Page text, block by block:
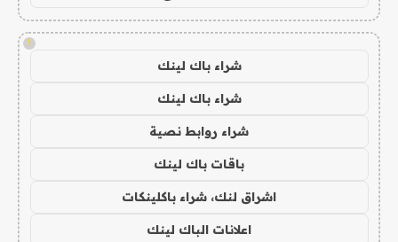
!
شراء باك لينك
شراء باك لينك
شراء روابط نصية
باقات باك لينك
اشراق لنك، شراء باكلينكات
اعلانات الباك لينك